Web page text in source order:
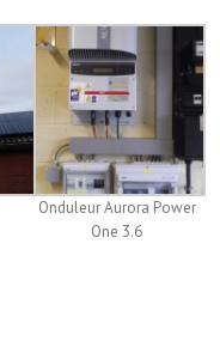
Onduleur Aurora Power
One 3.6